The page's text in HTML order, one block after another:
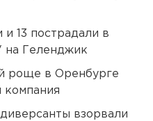
и 13 пострадали в
на Геленджик
роще в Оренбурге
компания
взорвали